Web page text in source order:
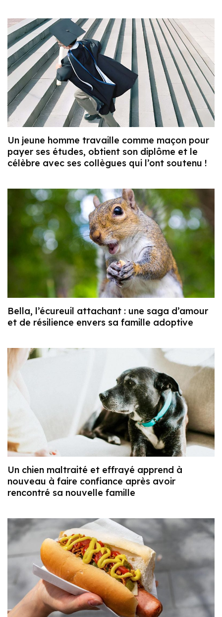
Un jeune homme travaille comme maçon pour
payer ses études, obtient son diplôme et le
célèbre avec ses collègues qui l’ont soutenu !
Bella, l’écureuil attachant : une saga d’amour
et de résilience envers sa famille adoptive
Un chien maltraité et effrayé apprend à
nouveau à faire confiance après avoir
rencontré sa nouvelle famille